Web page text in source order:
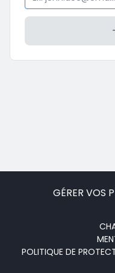
GÉRER VOS
POLITIQUE DE